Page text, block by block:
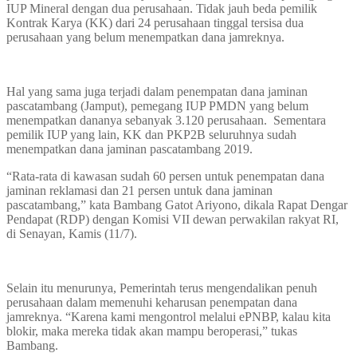
IUP Mineral dengan dua perusahaan. Tidak jauh beda pemilik
Kontrak Karya (KK) dari 24 perusahaan tinggal tersisa dua
perusahaan yang belum menempatkan dana jamreknya.
Hal yang sama juga terjadi dalam penempatan dana jaminan
pascatambang (Jamput), pemegang IUP PMDN yang belum
menempatkan dananya sebanyak 3.120 perusahaan. Sementara
pemilik IUP yang lain, KK dan PKP2B seluruhnya sudah
menempatkan dana jaminan pascatambang 2019.
“Rata-rata di kawasan sudah 60 persen untuk penempatan dana
jaminan reklamasi dan 21 persen untuk dana jaminan
pascatambang,” kata Bambang Gatot Ariyono, dikala Rapat Dengar
Pendapat (RDP) dengan Komisi VII dewan perwakilan rakyat RI,
di Senayan, Kamis (11/7).
Selain itu menurunya, Pemerintah terus mengendalikan penuh
perusahaan dalam memenuhi keharusan penempatan dana
jamreknya. “Karena kami mengontrol melalui ePNBP, kalau kita
blokir, maka mereka tidak akan mampu beroperasi,” tukas
Bambang.